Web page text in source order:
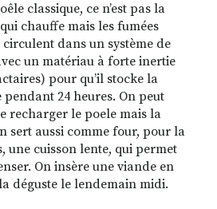
classique, ce n’est pas la
chauffe mais les fumées
circulent dans un système de
un matériau à forte inertie
pour qu’il stocke la
24 heures. On peut
recharger le poele mais la
sert aussi comme four, pour la
une cuisson lente, qui permet
On insère une viande en
déguste le lendemain midi.